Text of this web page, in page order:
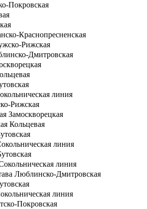
Покровская
Краснопресненская
Рижская
Дмитровская
линия
Рижская
Замоскворецкая
Кольцевая
линия
линия
Люблинско-Дмитровская
линия
Покровская